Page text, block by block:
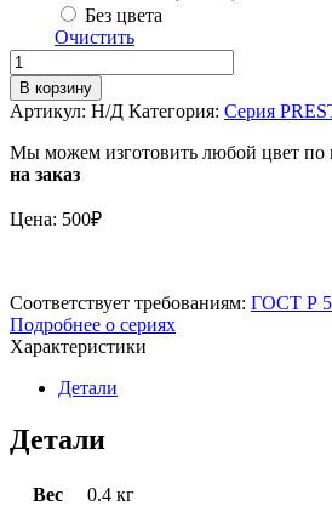
Без цвета
Очистить
Количество
Угловое
соединение
труб
ограждения
PRESTIGE
ГОСТ
135
В корзину
Артикул: Н/Д Категория: Серия
Мы можем изготовить любой цвет по
на заказ
Цена: 500₽
Соответствует требованиям: ГОСТ Р
Подробнее о сериях
Характеристики
Детали
Детали
Вес
0.4 кг